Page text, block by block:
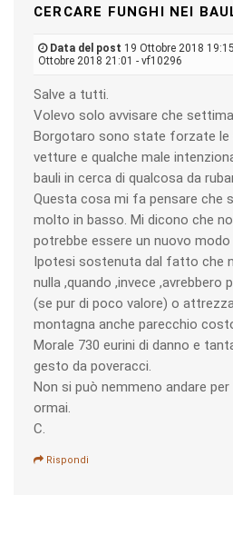
CERCARE FUNGHI NEI
Data del post 19 Ottobre 2018
Ottobre 2018 21:01 - vf10296
Salve a tutti.
Volevo solo avvisare che
Borgotaro sono state forzate le
vetture e qualche male
bauli in cerca di qualcosa da
Questa cosa mi fa pensare che
molto in basso. Mi dicono che
potrebbe essere un nuovo modo
Ipotesi sostenuta dal fatto che
nulla ,quando ,invece
(se pur di poco valore) o
montagna anche parecchio
Morale 730 eurini di danno e
gesto da poveracci.
Non si può nemmeno andare
ormai.
C.
Rispondi